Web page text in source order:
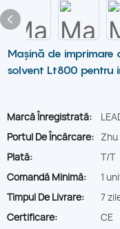
Mașină de imprimare
solvent Lt800 pentru
Marcă Înregistrată:
Portul De Încărcare: Zhu
Plată:
T/T
Comandă Minimă:
1
Timpul De Livrare:
7
Certificare:
CE